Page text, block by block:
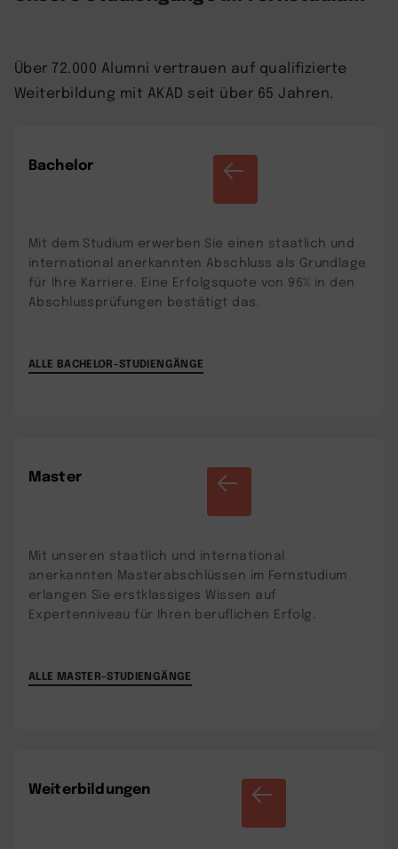
Über 72.000 Alumni vertrauen auf qualifizierte
Weiterbildung mit AKAD seit über 65 Jahren.
Bachelor
Mit dem Studium erwerben Sie einen staatlich und
international anerkannten Abschluss als Grundlage
für Ihre Karriere. Eine Erfolgsquote von 96% in den
Abschlussprüfungen bestätigt das.
ALLE BACHELOR-STUDIENGÄNGE
Master
Mit unseren staatlich und international
anerkannten Masterabschlüssen im Fernstudium
erlangen Sie erstklassiges Wissen auf
Expertenniveau für Ihren beruflichen Erfolg.
ALLE MASTER-STUDIENGÄNGE
Weiterbildungen